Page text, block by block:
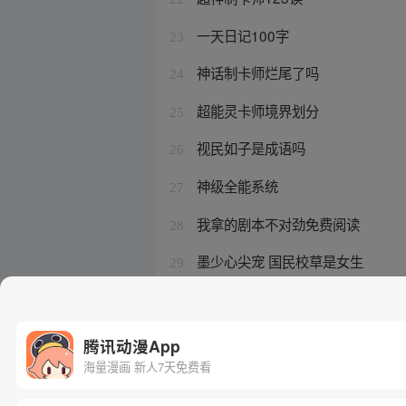
23 一天日记100字
24 神话制卡师烂尾了吗
25 超能灵卡师境界划分
26 视民如子是成语吗
27 神级全能系统
28 我拿的剧本不对劲免费阅读
29 墨少心尖宠 国民校草是女生
腾讯动漫App
海量漫画 新人7天免费看